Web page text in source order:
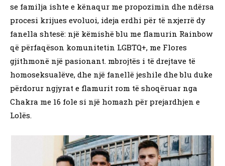
se familja ishte e kënaqur me propozimin dhe ndërsa
procesi krijues evoluoi, ideja erdhi për të nxjerrë dy
fanella shtesë: një këmishë blu me flamurin Rainbow
që përfaqëson komunitetin LGBTQ+, me Flores
gjithmonë një pasionant. mbrojtës i të drejtave të
homoseksualëve, dhe një fanellë jeshile dhe blu duke
përdorur ngjyrat e flamurit rom të shoqëruar nga
Chakra me 16 fole si një homazh për prejardhjen e
Lolës.